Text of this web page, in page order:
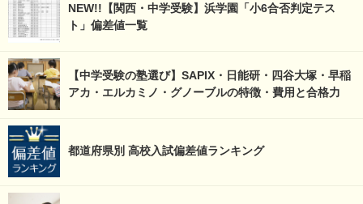
NEW!!【関西・中学受験】浜学園「小6合否判定テス
ト」偏差値一覧
【中学受験の塾選び】SAPIX・日能研・四谷大塚・早稲
アカ・エルカミノ・グノーブルの特徴・費用と合格力
都道府県別 高校入試偏差値ランキング